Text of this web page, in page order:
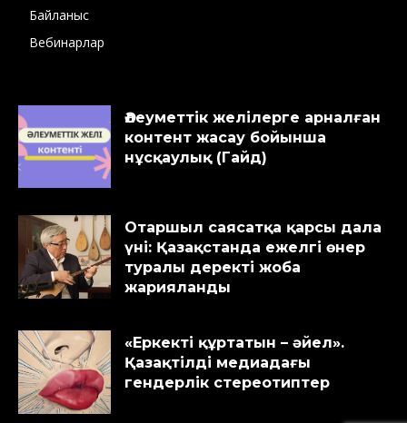
Байланыс
Вебинарлар
Әлеуметтік желілерге арналған
контент жасау бойынша
нұсқаулық (Гайд)
Отаршыл саясатқа қарсы дала
үні: Қазақстанда ежелгі өнер
туралы деректі жоба
жарияланды
«Еркекті құртатын – әйел».
Қазақтілді медиадағы
гендерлік стереотиптер